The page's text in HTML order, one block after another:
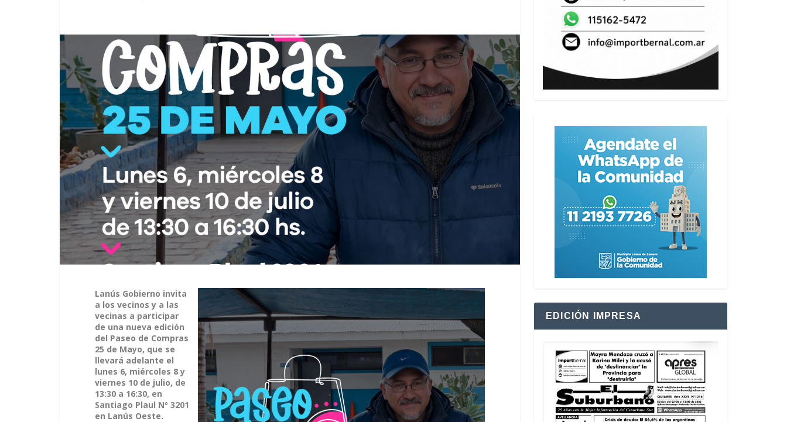
Lanús Gobierno invita
a los vecinos y a las
vecinas a participar
de una nueva edición
del Paseo de Compras
25 de Mayo, que se
llevará adelante el
lunes 6, miércoles 8 y
viernes 10 de julio, de
13:30 a 16:30, en
Santiago Plaul Nº 3201
en Lanús Oeste.
EDICIÓN IMPRESA